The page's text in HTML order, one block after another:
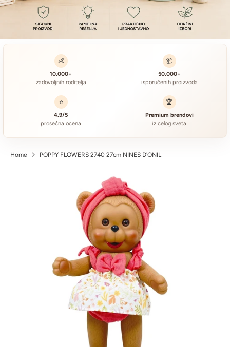
👶
10.000+
zadovoljnih roditelja
📦
50.000+
isporučenih proizvoda
⭐
4.9/5
prosečna ocena
🏆
Premium brendovi
iz celog sveta
Home POPPY FLOWERS 2740 27cm NINES D'ONIL